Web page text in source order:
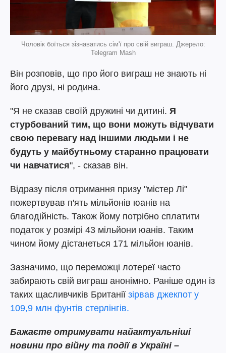
Чоловік боїться зізнаватись сім'ї про свій виграш. Джерело:
Telegram Mash
Він розповів, що про його виграш не знають ні
його друзі, ні родина.
"Я не сказав своїй дружині чи дитині. Я
стурбований тим, що вони можуть відчувати
свою перевагу над іншими людьми і не
будуть у майбутньому старанно працювати
чи навчатися", - сказав він.
Відразу після отримання призу "містер Лі"
пожертвував п'ять мільйонів юанів на
благодійність. Також йому потрібно сплатити
податок у розмірі 43 мільйони юанів. Таким
чином йому дістанеться 171 мільйон юанів.
Зазначимо, що переможці лотереї часто
забирають свій виграш анонімно. Раніше один із
таких щасливчиків Британії зірвав джекпот у
109,9 млн фунтів стерлінгів.
Бажаєте отримувати найактуальніші
новини про війну та події в Україні –